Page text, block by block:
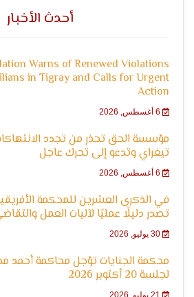
أحدث الأخبار
Warns of Renewed Violations
in Tigray and Calls for Urgent
Action
مؤسسة الحق تحذر من تجدد
تيغراي وتدعو إلى تحرك عاجل
في الذكرى العشرين للمحكمة
تصدر دليلًا عمليًا لآليات العمل
30 يوليو, 2026
لجلسة 20 أكتوبر 2026